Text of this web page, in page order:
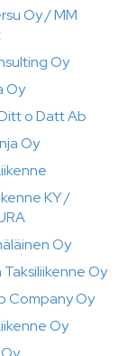
Oy / MM
Oy
Oy
o Datt Ab
Oy
KY /
Oy
Oy
Company Oy
Oy